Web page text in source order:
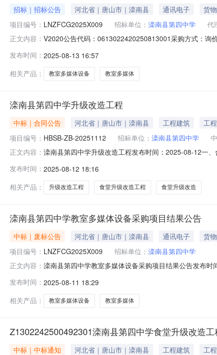
招标｜招标公告 河北省｜唐山市｜滦南县 通讯电子
货物
项目编号： LNZFCG2025X009 招标单位： 滦南县第四中学
代
正文内容： V2020公告代码：0613022420250813001采购方式：询
策：采购人名称：滦南县第四中学采购人地址：滦南县
发布时间： 2025-08-13 16:57
相关产品：
教室多媒体设备 教室多媒体
滦南县第四中学升级改造工程
中标｜合同公告 河北省｜唐山市｜滦南县 工程建筑
工程
项目编号： HBSB-ZB-20251112 招标单位： 滦南县第四中学
正文内容： 滦南县第四中学升级改造工程发布时间：2025-08-12一
北省唐山市丰南区唐坊镇石桥沽村老大队院内联系方式
发布时间： 2025-08-12 18:16
相关产品：
升级改造工程 食堂升级改造工程 食堂升级改造
滦南县第四中学教室多媒体设备采购项目结果公告
中标｜废标公告 河北省｜唐山市｜滦南县 通讯电子
货物
项目编号： LNZFCG2025X009 招标单位： 滦南县第四中学
正文内容： 滦南县第四中学教室多媒体设备采购项目结果公告发布
地址：滦南县学苑街与文化路交汇处北侧联系方式：汪
新燕贺鹏
发布时间： 2025-08-11 18:29
相关产品：
教室多媒体设备 教室多媒体
Z1302242500492301滦南县第四中学食堂升级改造
中标｜中标通知 河北省｜唐山市｜滦南县 工程建筑
工程